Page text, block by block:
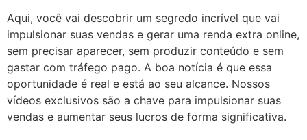
Aqui, você vai descobrir um segredo incrível que vai
impulsionar suas vendas e gerar uma renda extra online,
sem precisar aparecer, sem produzir conteúdo e sem
gastar com tráfego pago. A boa notícia é que essa
oportunidade é real e está ao seu alcance. Nossos
vídeos exclusivos são a chave para impulsionar suas
vendas e aumentar seus lucros de forma significativa.